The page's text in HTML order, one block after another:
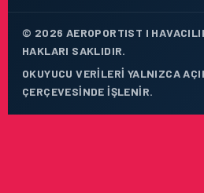
© 2026 AEROPORTIST I
HAKLARI SAKLIDIR.
OKUYUCU VERILERI YALNIZCA
ÇERÇEVESINDE IŞLENIR.